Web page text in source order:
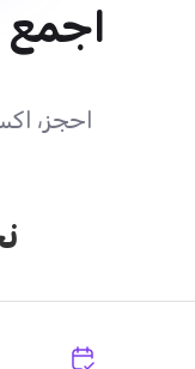
اجمع
احجز،